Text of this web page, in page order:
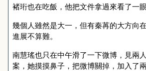
褚珩也在吃飯，他把文件拿過來看了一眼
幾個人雖然是大一，但有秦苒的大方向
進展不算難。
南慧瑤也只在中午滑了一下微博，見兩
案，她摸摸鼻子，把微博關掉，加入了